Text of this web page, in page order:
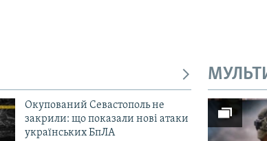
Окупований Севастополь не
закрили: що показали нові атаки
українських БпЛА